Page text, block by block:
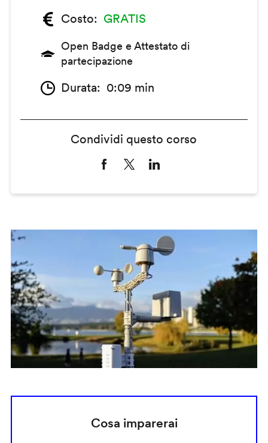
Costo
GRATIS
Open Badge e Attestato di
partecipazione
Durata 0:09 min
Condividi questo corso
Cosa imparerai